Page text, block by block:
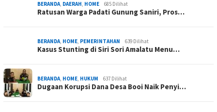
BERANDA, DAERAH, HOME 685 Dilihat
Ratusan Warga Padati Gunung Saniri, Pros…
BERANDA, HOME, PEMERINTAHAN 639 Dilihat
Kasus Stunting di Siri Sori Amalatu Menu…
BERANDA, HOME, HUKUM 637 Dilihat
Dugaan Korupsi Dana Desa Booi Naik Penyi…